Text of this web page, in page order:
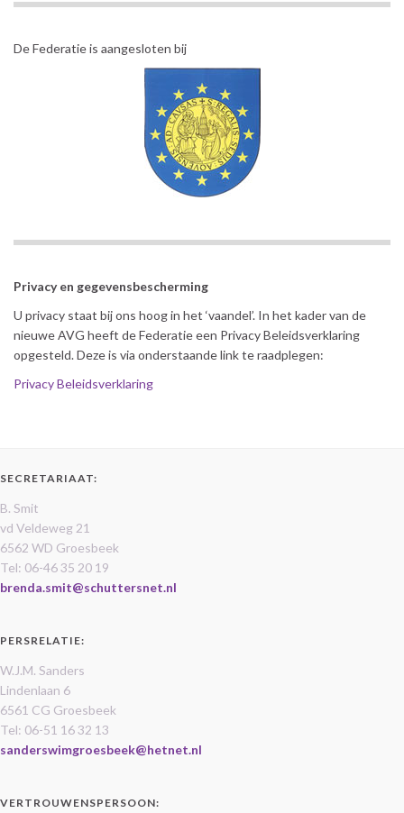
De Federatie is aangesloten bij
Privacy en gegevensbescherming
U privacy staat bij ons hoog in het ‘vaandel’. In het kader van de
nieuwe AVG heeft de Federatie een Privacy Beleidsverklaring
opgesteld. Deze is via onderstaande link te raadplegen:
Privacy Beleidsverklaring
SECRETARIAAT:
B. Smit
vd Veldeweg 21
6562 WD Groesbeek
Tel: 06-46 35 20 19
brenda.smit@schuttersnet.nl
PERSRELATIE:
W.J.M. Sanders
Lindenlaan 6
6561 CG Groesbeek
Tel: 06-51 16 32 13
sanderswimgroesbeek@hetnet.nl
VERTROUWENSPERSOON: